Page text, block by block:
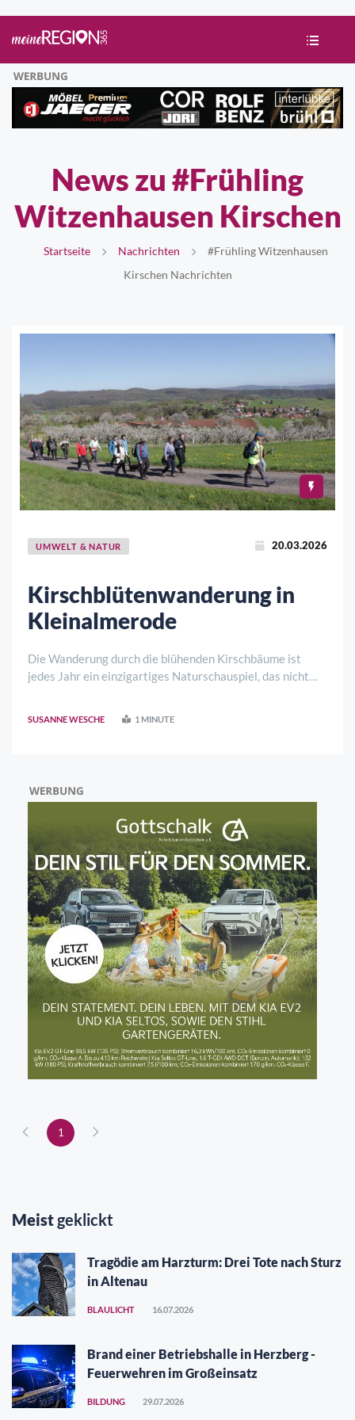
News zu #Frühling
Witzenhausen Kirschen
Startseite Nachrichten
#Frühling Witzenhausen
Kirschen Nachrichten
UMWELT & NATUR 20.03.2026
Kirschblütenwanderung in
Kleinalmerode
Die Wanderung durch die blühenden Kirschbäume ist
jedes Jahr ein einzigartiges Naturschauspiel, das nicht
Jahren eine absolut gelungene Ver ..
SUSANNE WESCHE 1 MINUTE
1
Meistgeklickt
Tragödie am Harzturm: Drei Tote nach Sturz
in Altenau
BLAULICHT 16.07.2026
Brand einer Betriebshalle in Herzberg -
Feuerwehren im Großeinsatz
BILDUNG 29.07.2026